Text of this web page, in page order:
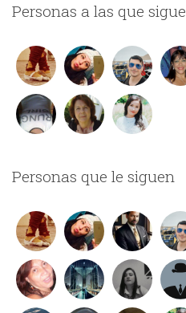
Personas a las que sigue
Personas que le siguen